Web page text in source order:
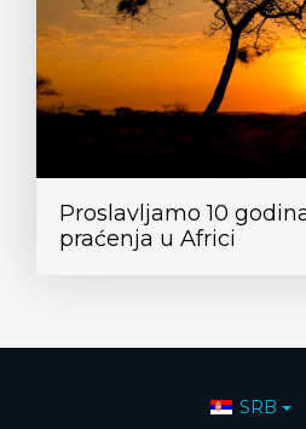
Proslavljamo 10
praćenja u Africi
Izaberite
SRB